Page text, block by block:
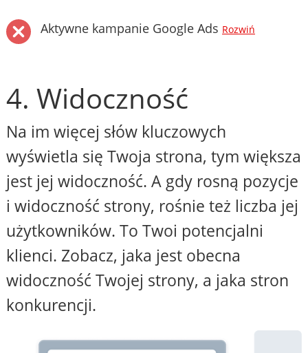
Aktywne kampanie Google Ads Rozwiń
4. Widoczność
Na im więcej słów kluczowych
wyświetla się Twoja strona, tym większa
jest jej widoczność. A gdy rosną pozycje
i widoczność strony, rośnie też liczba jej
użytkowników. To Twoi potencjalni
klienci. Zobacz, jaka jest obecna
widoczność Twojej strony, a jaka stron
konkurencji.